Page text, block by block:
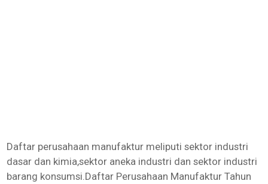
Daftar perusahaan manufaktur meliputi sektor industri
dasar dan kimia,sektor aneka industri dan sektor industri
barang konsumsi.Daftar Perusahaan Manufaktur Tahun